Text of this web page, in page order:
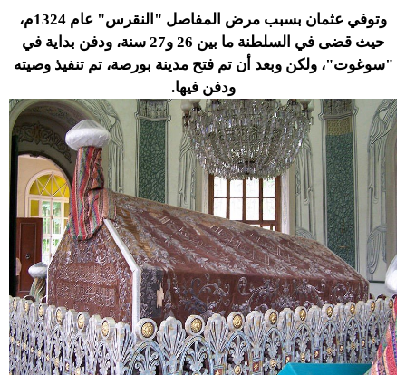
وتوفي عثمان بسبب مرض المفاصل "النقرس" عام 1324م،
حيث قضى في السلطنة ما بين 26 و27 سنة، ودفن بداية في
"سوغوت"، ولكن وبعد أن تم فتح مدينة بورصة، تم تنفيذ وصيته
ودفن فيها.